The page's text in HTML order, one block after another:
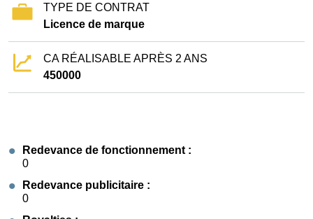
TYPE DE CONTRAT
Licence de marque
CA RÉALISABLE APRÈS 2 ANS
450000
Redevance de fonctionnement :
0
Redevance publicitaire :
0